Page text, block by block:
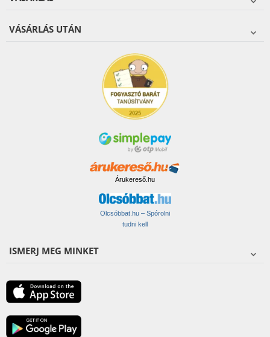
VÁSÁRLÁS UTÁN
Árukereső.hu
Olcsóbbat.hu – Spórolni
tudni kell
ISMERJ MEG MINKET